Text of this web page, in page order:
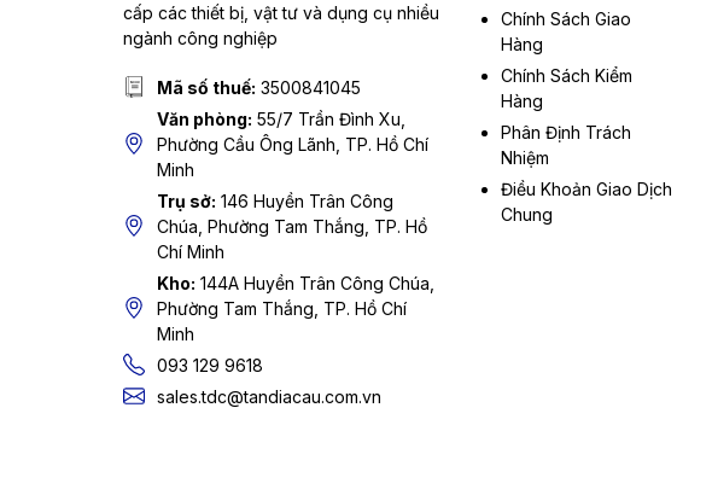
cấp các thiết bị, vật tư và dụng cụ nhiều
ngành công nghiệp
Mã số thuế: 3500841045
Văn phòng: 55/7 Trần Đình Xu,
Phường Cầu Ông Lãnh, TP. Hồ Chí
Minh
Trụ sở: 146 Huyền Trân Công
Chúa, Phường Tam Thắng, TP. Hồ
Chí Minh
Kho: 144A Huyền Trân Công Chúa,
Phường Tam Thắng, TP. Hồ Chí
Minh
093 129 9618
sales.tdc@tandiacau.com.vn
Chính Sách Giao
Hàng
Chính Sách Kiểm
Hàng
Phân Định Trách
Nhiệm
Điều Khoản Giao Dịch
Chung